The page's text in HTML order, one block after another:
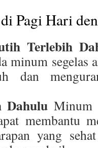
Pagi Hari
Terlebih
minum segelas
dan
Dahulu Minum
membantu
yang